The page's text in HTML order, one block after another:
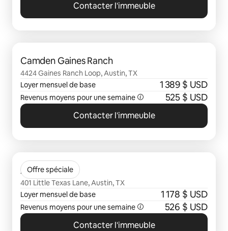
Contacter l'immeuble
Camden Gaines Ranch
4424 Gaines Ranch Loop, Austin, TX
Loyer mensuel de base
1 389 $ USD
Revenus moyens pour une semaine 525 $ USD
Contacter l'immeuble
Offre spéciale
Avana SoCo
401 Little Texas Lane, Austin, TX
Loyer mensuel de base
1 178 $ USD
Revenus moyens pour une semaine 526 $ USD
Contacter l'immeuble